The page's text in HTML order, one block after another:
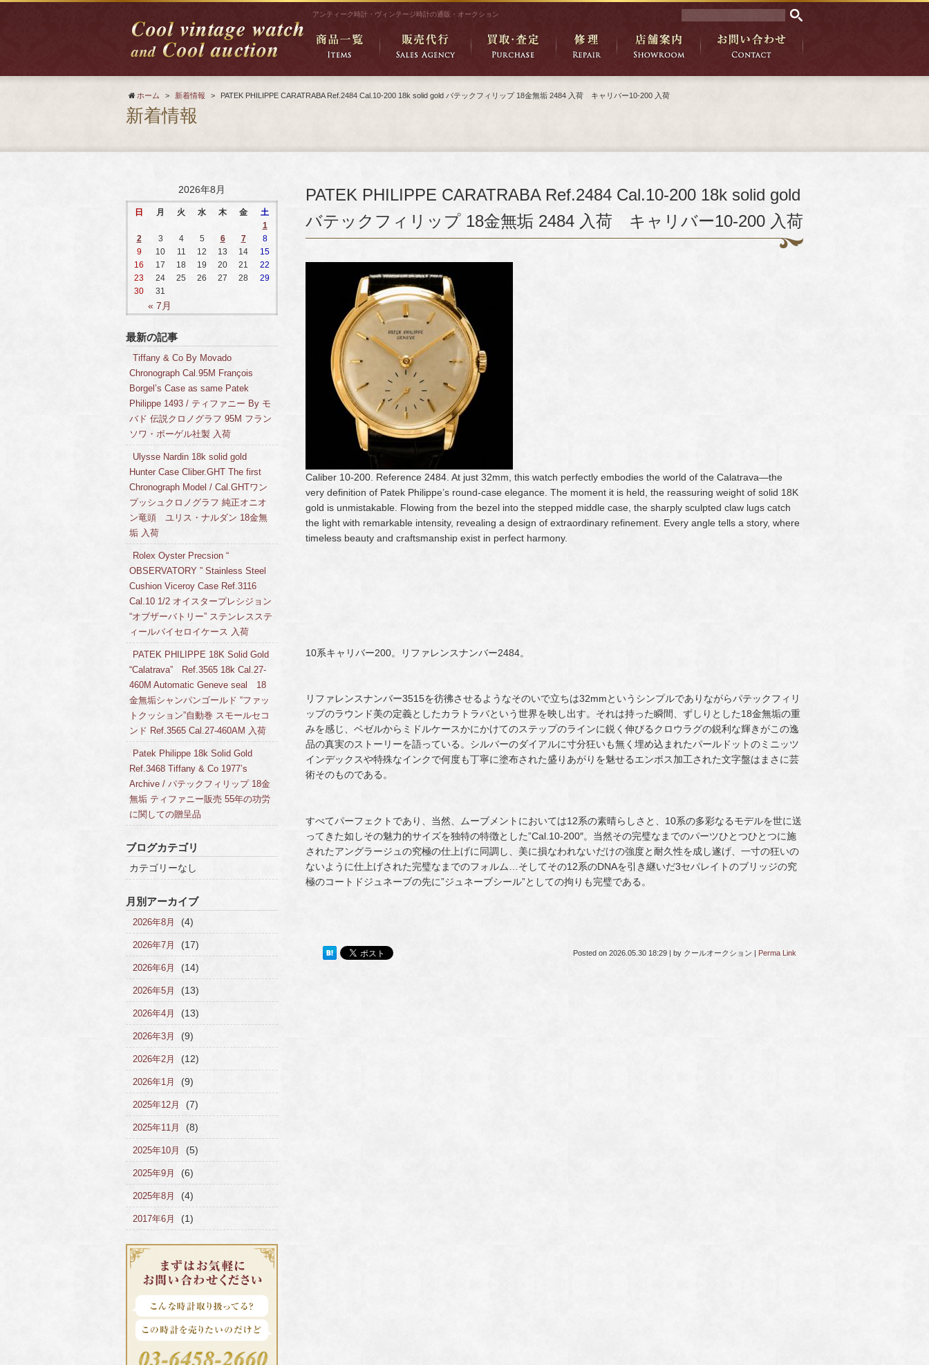
アンティーク時計・ヴィンテージ時計の通販・オークション
ホーム > 新着情報 > PATEK PHILIPPE CARATRABA Ref.2484 Cal.10-200 18k solid gold バテックフィリップ 18金無垢 2484 入荷 キャリバー10-200 入荷
新着情報
PATEK PHILIPPE CARATRABA Ref.2484 Cal.10-200 18k solid gold
バテックフィリップ 18金無垢 2484 入荷 キャリバー10-200 入荷
Caliber 10-200. Reference 2484. At just 32mm, this watch perfectly embodies the world of the Calatrava—the
very definition of Patek Philippe’s round-case elegance. The moment it is held, the reassuring weight of solid 18K
gold is unmistakable. Flowing from the bezel into the stepped middle case, the sharply sculpted claw lugs catch
the light with remarkable intensity, revealing a design of extraordinary refinement. Every angle tells a story, where
timeless beauty and craftsmanship exist in perfect harmony.
10系キャリバー200。リファレンスナンバー2484。
リファレンスナンバー3515を彷彿させるようなそのいで立ちは32mmというシンプルでありながらパテックフィリ
ップのラウンド美の定義としたカラトラバという世界を映し出す。それは持った瞬間、ずしりとした18金無垢の重
みを感じ、ベゼルからミドルケースかにかけてのステップのラインに鋭く伸びるクロウラグの鋭利な輝きがこの逸
品の真実のストーリーを語っている。シルバーのダイアルに寸分狂いも無く埋め込まれたパールドットのミニッツ
インデックスや特殊なインクで何度も丁寧に塗布された盛りあがりを魅せるエンボス加工された文字盤はまさに芸
術そのものである。
すべてパーフェクトであり、当然、ムーブメントにおいては12系の素晴らしさと、10系の多彩なるモデルを世に送
ってきた如しその魅力的サイズを独特の特徴とした”Cal.10-200″。当然その完璧なまでのパーツひとつひとつに施
されたアングラージュの究極の仕上げに同調し、美に損なわれないだけの強度と耐久性を成し遂げ、一寸の狂いの
ないように仕上げされた完璧なまでのフォルム…そしてその12系のDNAを引き継いだ3セパレイトのブリッジの究
極のコートドジュネーブの先に”ジュネーブシール”としての拘りも完璧である。
Posted on 2026.05.30 18:29 | by クールオークション | Perma Link
2026年8月
日 月 火 水 木 金 土
« 7月
1
2
3 4 5 6 7
8
9
10 11 12 13 14
15
16
17 18 19 20 21
22
23
24 25 26 27 28
29
30
31
最新の記事
Tiffany & Co By Movado
Chronograph Cal.95M François
Borgel’s Case as same Patek
Philippe 1493 / ティファニー By モ
バド 伝説クロノグラフ 95M フラン
ソワ・ボーゲル社製 入荷
Ulysse Nardin 18k solid gold
Hunter Case Cliber.GHT The first
Chronograph Model / Cal.GHTワン
プッシュクロノグラフ 純正オニオ
ン竜頭 ユリス・ナルダン 18金無
垢 入荷
Rolex Oyster Precsion “
OBSERVATORY ” Stainless Steel
Cushion Viceroy Case Ref.3116
Cal.10 1/2 オイスタープレシジョン
“オブザーバトリー” ステンレスステ
ィールバイセロイケース 入荷
PATEK PHILIPPE 18K Solid Gold
“Calatrava” Ref.3565 18k Cal.27-
460M Automatic Geneve seal 18
金無垢シャンパンゴールド “ファッ
トクッション”自動巻 スモールセコ
ンド Ref.3565 Cal.27-460AM 入荷
Patek Philippe 18k Solid Gold
Ref.3468 Tiffany & Co 1977’s
Archive / パテックフィリップ 18金
無垢 ティファニー販売 55年の功労
に関しての贈呈品
ブログカテゴリ
カテゴリーなし
月別アーカイブ
2026年8月 (4)
2026年7月 (17)
2026年6月 (14)
2026年5月 (13)
2026年4月 (13)
2026年3月 (9)
2026年2月 (12)
2026年1月 (9)
2025年12月 (7)
2025年11月 (8)
2025年10月 (5)
2025年9月 (6)
2025年8月 (4)
2017年6月 (1)